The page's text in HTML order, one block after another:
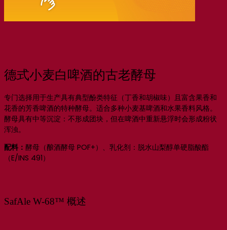
德式小麦白啤酒的古老酵母
专门选择用于生产具有典型酚类特征（丁香和胡椒味）且富含果香和
花香的芳香啤酒的特种酵母。适合多种小麦基啤酒和水果香料风格。
酵母具有中等沉淀：不形成团块，但在啤酒中重新悬浮时会形成粉状
浑浊。
配料： 酵母（酿酒酵母 POF+）、乳化剂：脱水山梨醇单硬脂酸酯
（E/INS 491）
SafAle W-68™ 概述